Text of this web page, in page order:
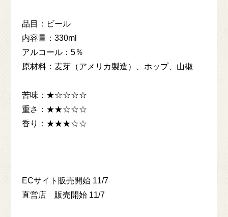
一般のお客様向け
飲食店様向け
品目：ビール
内容量：330ml
アルコール：5％
原材料：麦芽（アメリカ製造）、ホップ、山椒
苦味：★☆☆☆☆
重さ：★★☆☆☆
香り：★★★☆☆
ECサイト販売開始 11/7
直営店 販売開始 11/7